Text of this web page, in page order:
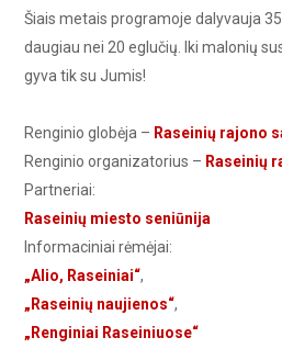
Šiais metais programoje dalyvauja
daugiau nei 20 eglučių. Iki malonių
gyva tik su Jumis!
Renginio globėja – Raseinių rajono
Renginio organizatorius – Raseinių
Partneriai:
Raseinių miesto seniūnija
Informaciniai rėmėjai:
„Alio, Raseiniai“,
„Raseinių naujienos“,
„Renginiai Raseiniuose“